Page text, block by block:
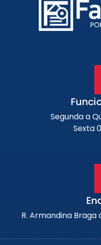
Segunda a
Sexta
R. Armandina